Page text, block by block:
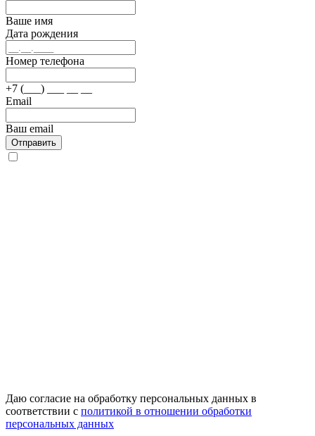
Ваше имя
Дата рождения
Номер телефона
+7 (___) ___ __ __
Email
Ваш email
Отправить
Даю согласие на обработку персональных данных в
соответствии с политикой в отношении обработки
персональных данных